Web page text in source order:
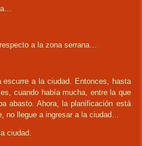
a la zona serrana…
a la ciudad. Entonces, hasta
cuando había mucha, entre la que
abasto. Ahora, la planificación está
no llegue a ingresar a la ciudad…
ciudad.